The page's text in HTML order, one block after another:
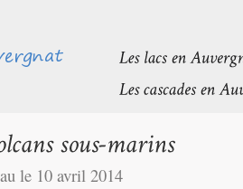
le 10 avril 2014